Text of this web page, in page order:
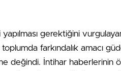
gerektiğini
farkındalık amacı
değindi. İntihar haberlerinin